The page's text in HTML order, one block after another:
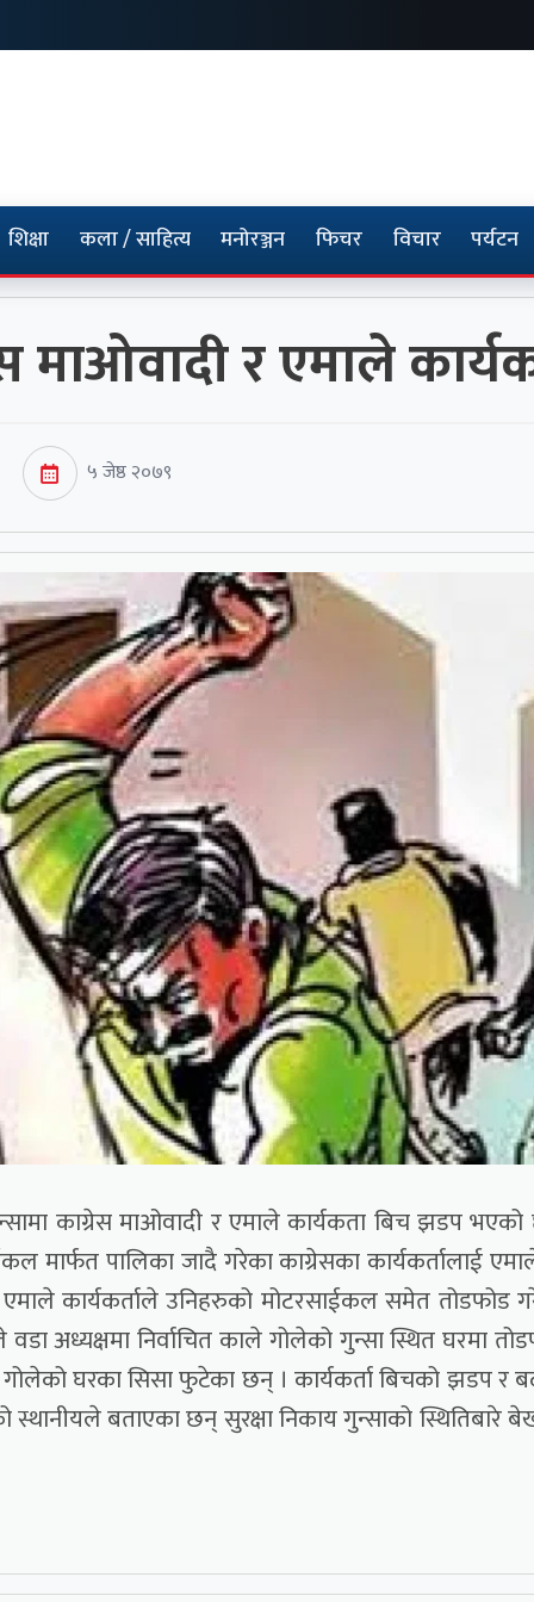
शिक्षा कला / साहित्य मनोरञ्जन फिचर विचार पर्यटन
माओवादी र एमाले
५ जेष्ठ २०७९
काग्रेस माओवादी र एमाले कार्यकता बिच झडप भएको
मार्फत पालिका जादै गरेका काग्रेसका कार्यकर्तालाई
कार्यकर्ताले उनिहरुको मोटरसाईकल समेत तोडफोड
अध्यक्षमा निर्वाचित काले गोलेको गुन्सा स्थित घरमा
गोलेको घरका सिसा फुटेका छन् । कार्यकर्ता बिचको झडप र
स्थानीयले बताएका छन् सुरक्षा निकाय गुन्साको स्थितिबारे